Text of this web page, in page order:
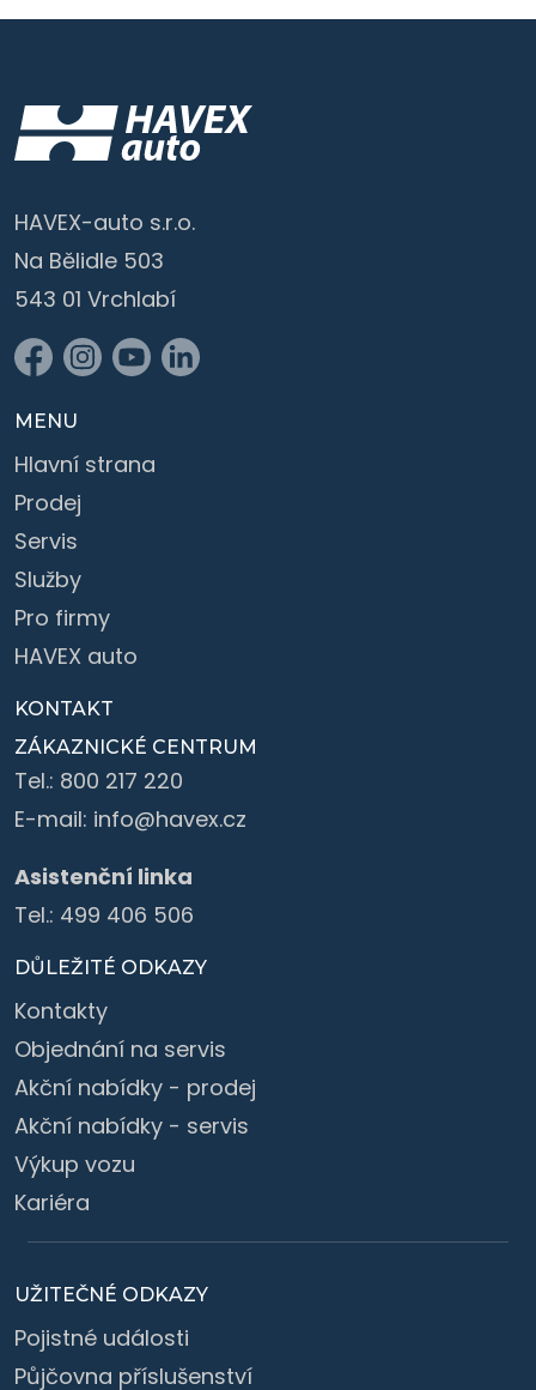
HAVEX-auto s.r.o.
Na Bělidle 503
543 01 Vrchlabí
MENU
Hlavní strana
Prodej
Servis
Služby
Pro firmy
HAVEX auto
KONTAKT
ZÁKAZNICKÉ CENTRUM
Tel.: 800 217 220
E-mail: info@havex.cz
Asistenční linka
Tel.: 499 406 506
DŮLEŽITÉ ODKAZY
Kontakty
Objednání na servis
Akční nabídky - prodej
Akční nabídky - servis
Výkup vozu
Kariéra
UŽITEČNÉ ODKAZY
Pojistné události
Půjčovna příslušenství